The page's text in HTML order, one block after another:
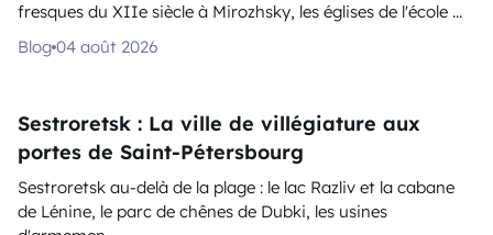
fresques du XIIe siècle à Mirozhsky, les églises de l'école ...
Blog 04 août 2026
Sestroretsk : La ville de villégiature aux
portes de Saint-Pétersbourg
Sestroretsk au-delà de la plage : le lac Razliv et la cabane
de Lénine, le parc de chênes de Dubki, les usines